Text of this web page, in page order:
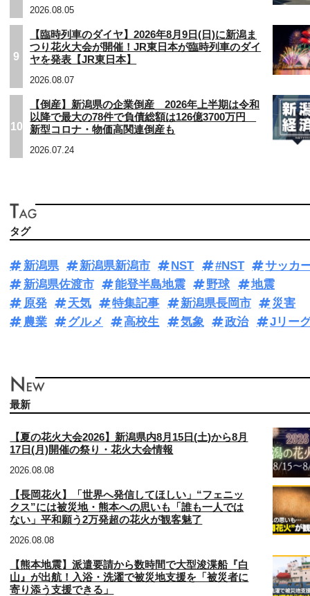
2026.08.05
9
【臨時列車のダイヤ】2026年8月9日(日)に新潟ま
つり花火大会が開催！JR東日本が臨時列車のダイ
ヤを発表【JR東日本】
2026.08.07
10
【倒産】新潟県の企業倒産 2026年上半期は令和
以降で最大の78件で負債総額は126億3700万円
新型コロナ・物価高関連倒産も
2026.07.24
タグ
新潟県 新潟県新潟市 NST #NST
サッカ
新潟県佐渡市
能登半島地震 野球
地震
原発
天気 特集記事 新潟県長岡市
災害
農業
グルメ 高校生 気象 政治 Jリー
最新
【夏の花火大会2026】新潟県内8月15日(土)から8月
17日(月)開催の祭り・花火大会情報
2026.08.08
【長岡花火】「世界へ発信してほしい」“フェニッ
クス”には被災地・熊本への思いも「誰も一人では
ない」平和願う2万発超の花火が観客魅了
2026.08.08
【熊本地震】派遣要請から数時間で大型浚渫船『白
山』が出航！入浴・洗濯で被災地支援を「被災者に
寄り添う支援できる」